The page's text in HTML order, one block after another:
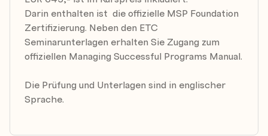
Darin enthalten ist die offizielle MSP Foundation
Zertifizierung. Neben den ETC
Seminarunterlagen erhalten Sie Zugang zum
offiziellen Managing Successful Programs Manual.
Die Prüfung und Unterlagen sind in englischer
Sprache.